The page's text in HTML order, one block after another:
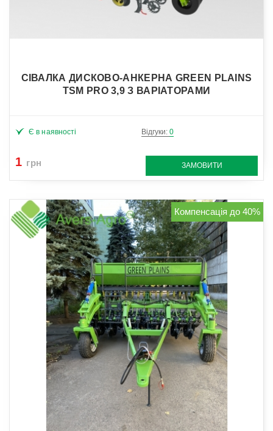
СІВАЛКА ДИСКОВО-АНКЕРНА GREEN PLAINS
TSM PRO 3,9 З ВАРІАТОРАМИ
Є в наявності Відгуки: 0
1 грн ЗАМОВИТИ
Компенсація до 40%